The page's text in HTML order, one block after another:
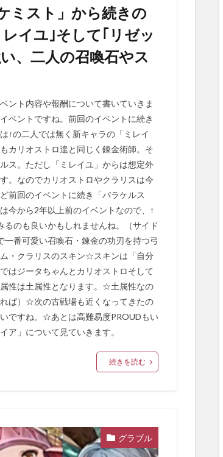
ミスト」から続きの
イユ｣そして｢リゼッ
、二人の召喚石やス
ント内容や報酬について書いていきま
ベントですね。前回のイベントに続き
↑の二人では無く新キャラの「ミレイ
カリオストロ達と同じく錬金術師。そ
ス。ただし「ミレイユ」からは想定外
。なのでカリオストロやクラリスは今
前回のイベントに続き「パラケルス
今から2年以上前のイベントなので、↑
のも良いかもしれませんね。（サイド
番可愛い召喚石・錬金の功刃を持つ弓
・クラリスのスキン☆スキンは「自分
はジータちゃんとカリオストロそして
性は土属性となります。☆土属性なの
ば）☆次の古戦場も近くなってきたの
ですね。☆あとは高難易度PROUDもい
ア」について見ていきます。
続きを読む
グラブル